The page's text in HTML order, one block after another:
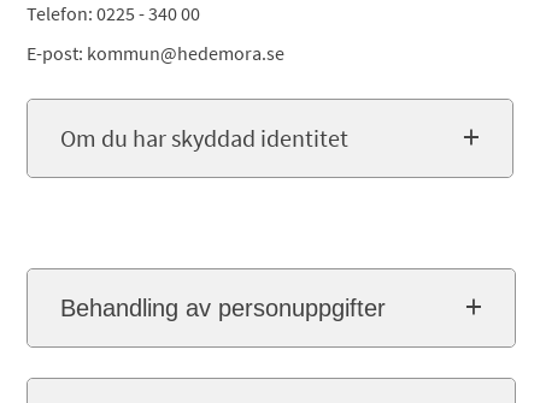
Telefon: 0225 - 340 00
E-post: kommun@hedemora.se
Om du har skyddad identitet
Behandling av personuppgifter